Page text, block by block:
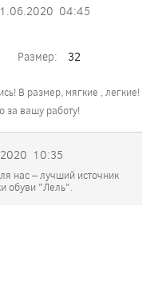
04:45
Размер: 32
В размер, мягкие , легкие!
вашу работу!
10:35
нас – лучший источник
обуви "Лель".